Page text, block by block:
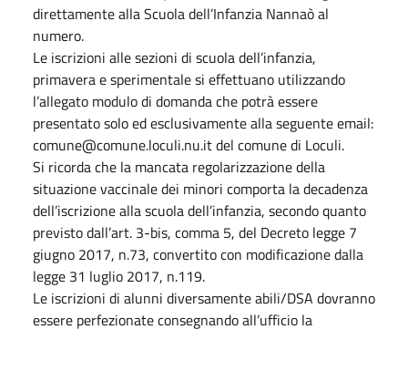
direttamente alla Scuola dell’Infanzia Nannaò al
numero.
Le iscrizioni alle sezioni di scuola dell’infanzia,
primavera e sperimentale si effettuano utilizzando
l’allegato modulo di domanda che potrà essere
presentato solo ed esclusivamente alla seguente email:
comune@comune.loculi.nu.it del comune di Loculi.
Si ricorda che la mancata regolarizzazione della
situazione vaccinale dei minori comporta la decadenza
dell’iscrizione alla scuola dell’infanzia, secondo quanto
previsto dall’art. 3-bis, comma 5, del Decreto legge 7
giugno 2017, n.73, convertito con modificazione dalla
legge 31 luglio 2017, n.119.
Le iscrizioni di alunni diversamente abili/DSA dovranno
essere perfezionate consegnando all’ufficio la